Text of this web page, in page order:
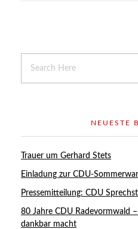
NEUESTE
Trauer um Gerhard Stets
Einladung zur CDU-
Pressemitteilung: CDU
80 Jahre CDU Radevormwald
dankbar macht